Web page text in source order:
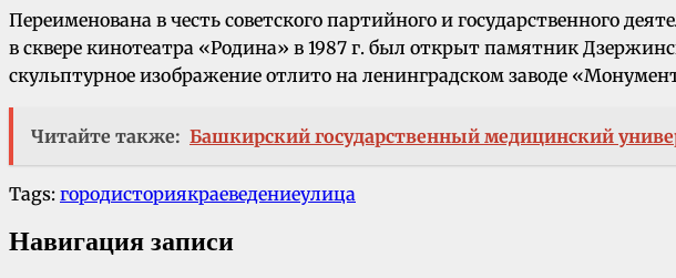
Переименована в честь советского партийного и государственного
в сквере кинотеатра «Родина» в 1987 г. был открыт памятник
скульптурное изображение отлито на ленинградском заводе
Читайте также: Башкирский государственный медицинский
Tags: городисториякраеведениеулица
Навигация записи